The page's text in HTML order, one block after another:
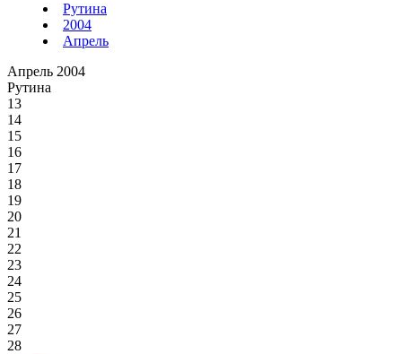
Рутина
2004
Апрель
Апрель 2004
Рутина
13
14
15
16
17
18
19
20
21
22
23
24
25
26
27
28